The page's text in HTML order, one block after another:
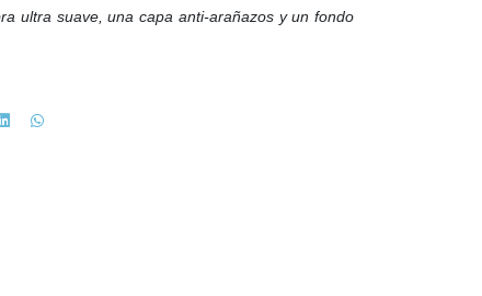
ultra suave, una capa anti-arañazos y un fondo